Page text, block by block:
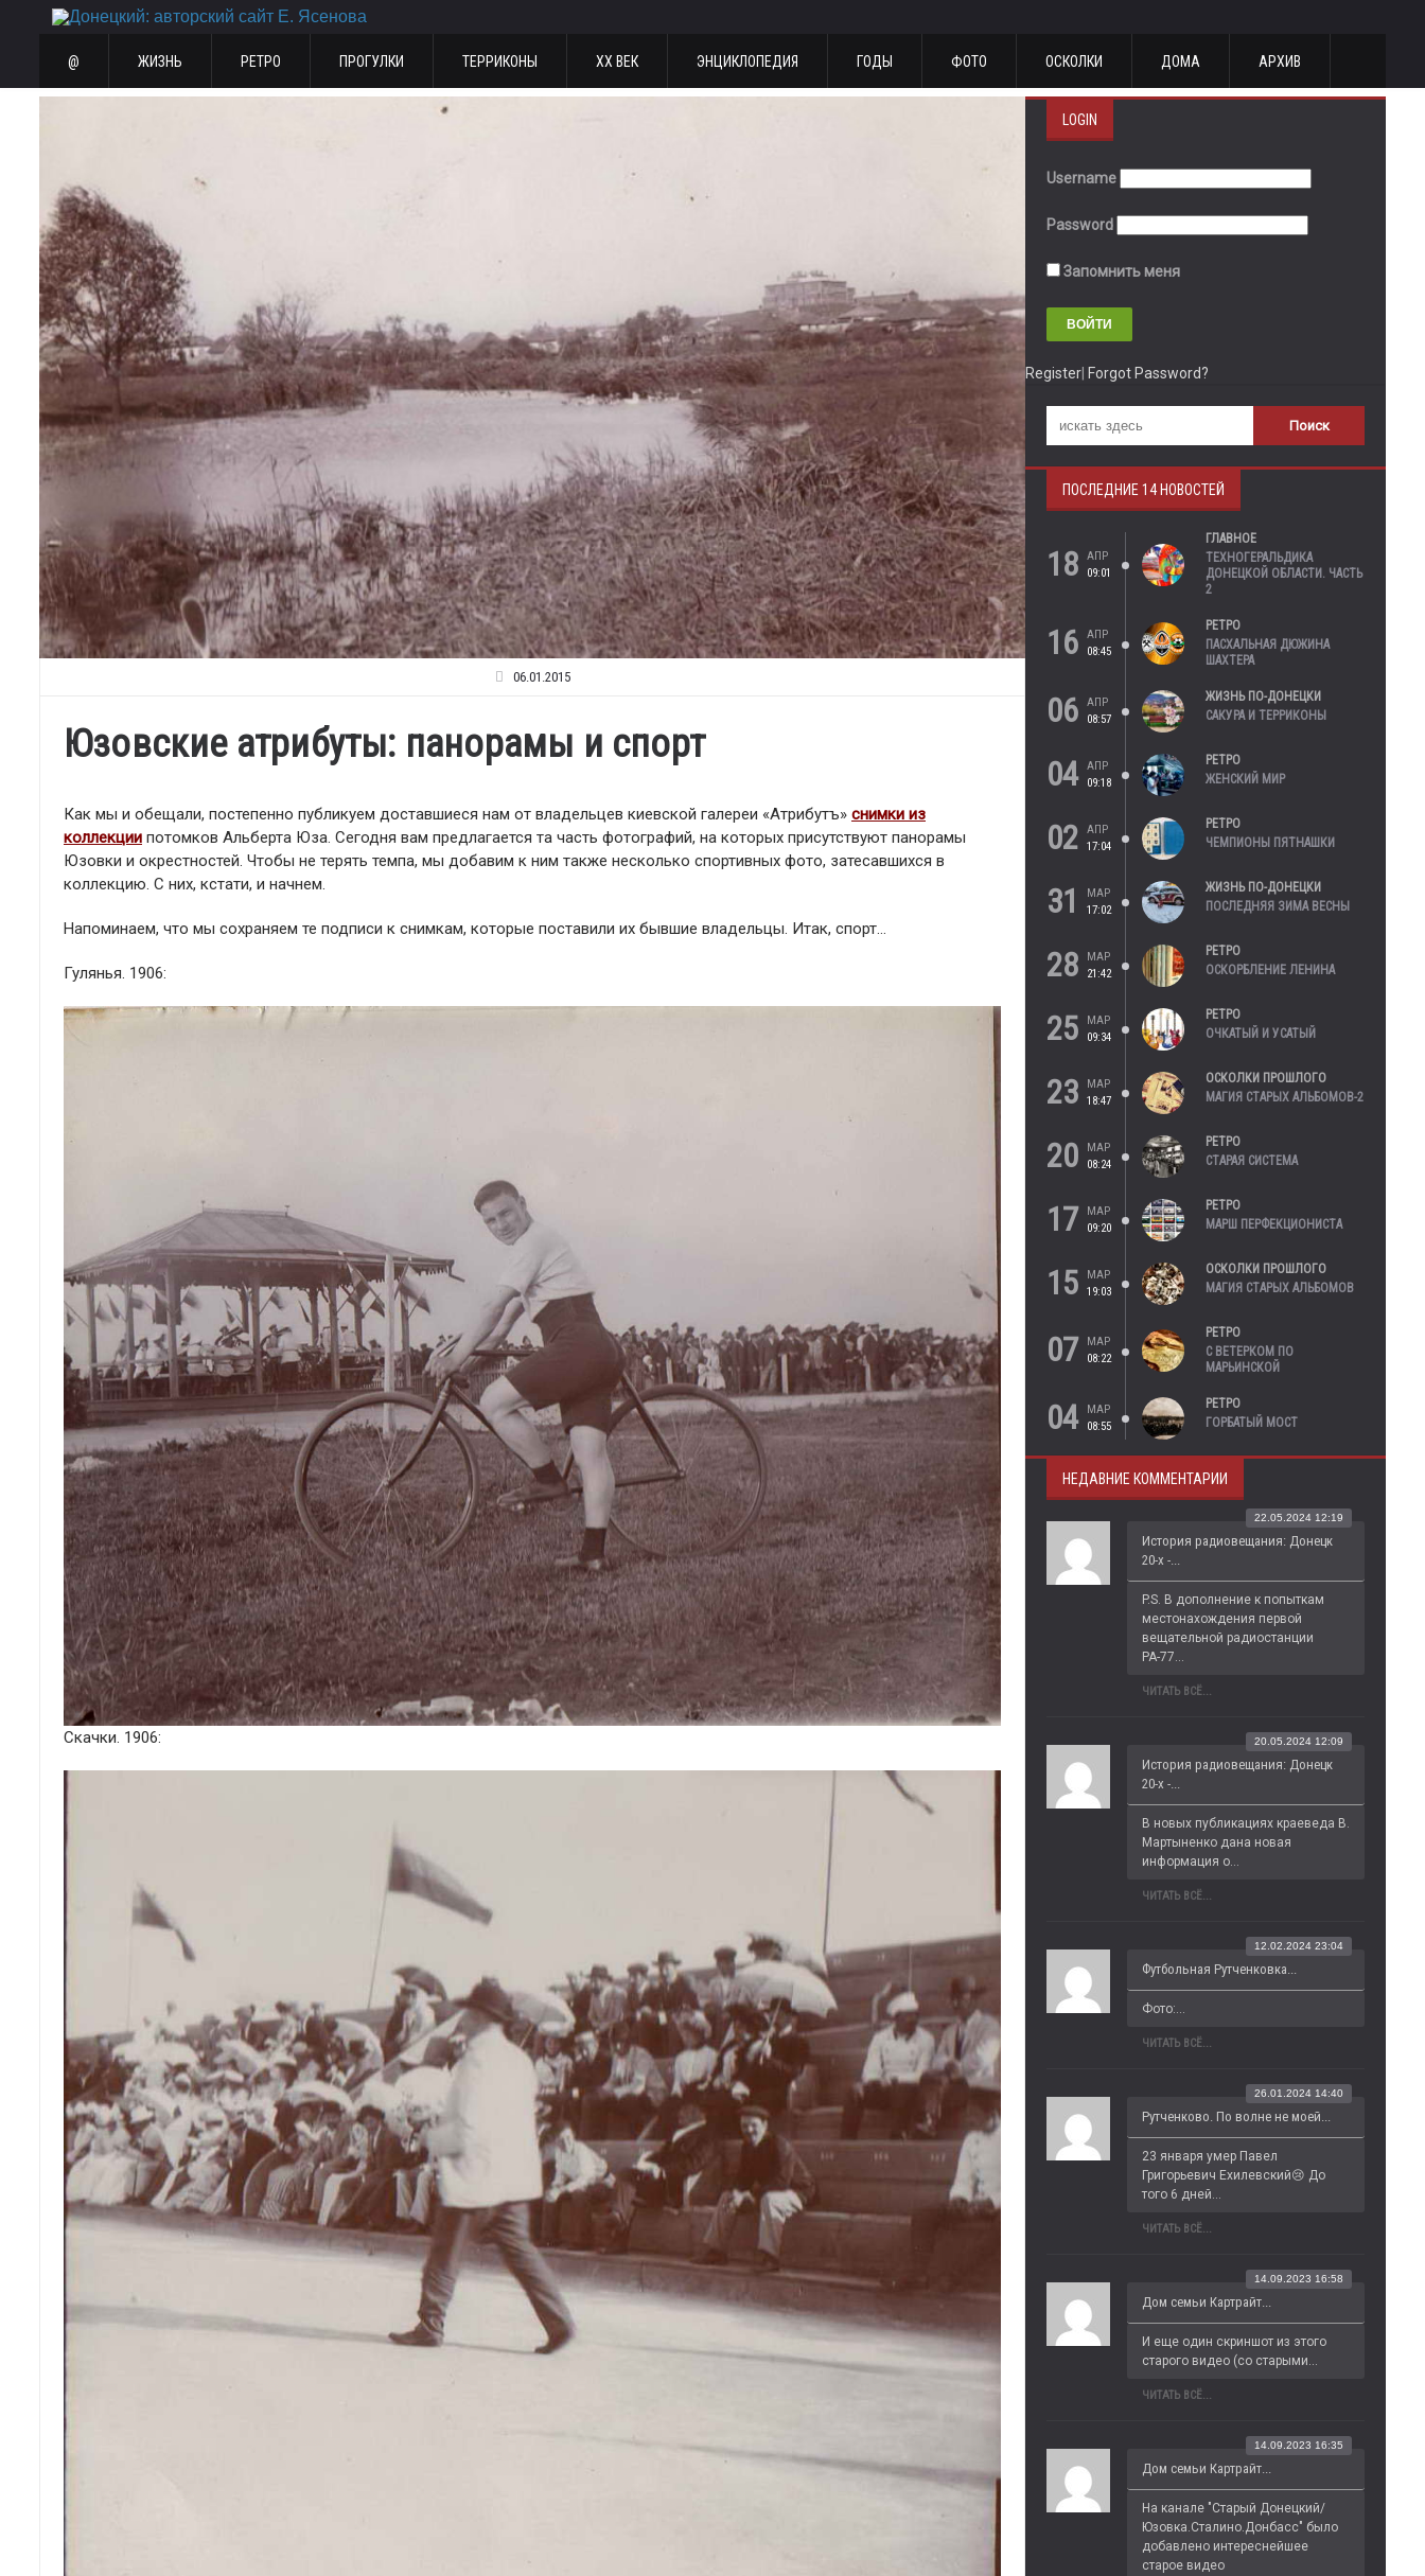
@ ЖИЗНЬ РЕТРО ПРОГУЛКИ ТЕРРИКОНЫ ХХ ВЕК ЭНЦИКЛОПЕДИЯ ГОДЫ ФОТО ОСКОЛКИ ДОМА АРХИВ
06.01.2015
Юзовские атрибуты: панорамы и спорт
Как мы и обещали, постепенно публикуем доставшиеся нам от владельцев киевской галереи «Атрибутъ» снимки из
коллекции потомков Альберта Юза. Сегодня вам предлагается та часть фотографий, на которых присутствуют панорамы
Юзовки и окрестностей. Чтобы не терять темпа, мы добавим к ним также несколько спортивных фото, затесавшихся в
коллекцию. С них, кстати, и начнем.
Напоминаем, что мы сохраняем те подписи к снимкам, которые поставили их бывшие владельцы. Итак, спорт…
Гулянья. 1906:
Скачки. 1906:
LOGIN
Username
Password
Запомнить меня
Register Forgot Password?
ПОСЛЕДНИЕ 14 НОВОСТЕЙ
18
АПР
09:01
ГЛАВНОЕ
ТЕХНОГЕРАЛЬДИКА
ДОНЕЦКОЙ ОБЛАСТИ. ЧАСТЬ
2
16
АПР
08:45
РЕТРО
ПАСХАЛЬНАЯ ДЮЖИНА
ШАХТЕРА
06
АПР
08:57
ЖИЗНЬ ПО-ДОНЕЦКИ
САКУРА И ТЕРРИКОНЫ
04
АПР
09:18
РЕТРО
ЖЕНСКИЙ МИР
02
АПР
17:04
РЕТРО
ЧЕМПИОНЫ ПЯТНАШКИ
31
МАР
17:02
ЖИЗНЬ ПО-ДОНЕЦКИ
ПОСЛЕДНЯЯ ЗИМА ВЕСНЫ
28
МАР
21:42
РЕТРО
ОСКОРБЛЕНИЕ ЛЕНИНА
25
МАР
09:34
РЕТРО
ОЧКАТЫЙ И УСАТЫЙ
23
МАР
18:47
ОСКОЛКИ ПРОШЛОГО
МАГИЯ СТАРЫХ АЛЬБОМОВ-2
20
МАР
08:24
РЕТРО
СТАРАЯ СИСТЕМА
17
МАР
09:20
РЕТРО
МАРШ ПЕРФЕКЦИОНИСТА
15
МАР
19:03
ОСКОЛКИ ПРОШЛОГО
МАГИЯ СТАРЫХ АЛЬБОМОВ
07
МАР
08:22
РЕТРО
С ВЕТЕРКОМ ПО
МАРЬИНСКОЙ
04
МАР
08:55
РЕТРО
ГОРБАТЫЙ МОСТ
НЕДАВНИЕ КОММЕНТАРИИ
История радиовещания: Донецк
20-х -...
22.05.2024 12:19
P.S. В дополнение к попыткам
местонахождения первой
вещательной радиостанции
РА-77...
ЧИТАТЬ ВСЁ...
История радиовещания: Донецк
20-х -...
20.05.2024 12:09
В новых публикациях краеведа В.
Мартыненко дана новая
информация о...
ЧИТАТЬ ВСЁ...
Футбольная Рутченковка...
12.02.2024 23:04
Фото:...
ЧИТАТЬ ВСЁ...
Рутченково. По волне не моей...
26.01.2024 14:40
23 января умер Павел
Григорьевич Ехилевский😢 До
того 6 дней...
ЧИТАТЬ ВСЁ...
Дом семьи Картрайт...
14.09.2023 16:58
И еще один скриншот из этого
старого видео (со старыми...
ЧИТАТЬ ВСЁ...
Дом семьи Картрайт...
14.09.2023 16:35
На канале "Старый Донецкий/
Юзовка.Сталино.Донбасс" было
добавлено интереснейшее
старое видео